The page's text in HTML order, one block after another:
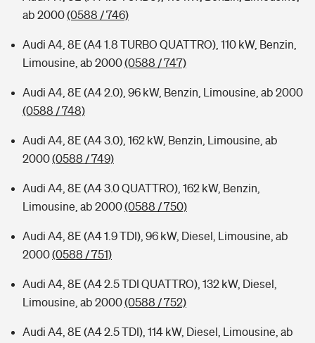
ab 2000(0588 / 746)
Audi A4, 8E (A4 1.8 TURBO QUATTRO), 110 kW, Benzin,
Limousine, ab 2000(0588 / 747)
Audi A4, 8E (A4 2.0), 96 kW, Benzin, Limousine, ab 2000
(0588 / 748)
Audi A4, 8E (A4 3.0), 162 kW, Benzin, Limousine, ab
2000(0588 / 749)
Audi A4, 8E (A4 3.0 QUATTRO), 162 kW, Benzin,
Limousine, ab 2000(0588 / 750)
Audi A4, 8E (A4 1.9 TDI), 96 kW, Diesel, Limousine, ab
2000(0588 / 751)
Audi A4, 8E (A4 2.5 TDI QUATTRO), 132 kW, Diesel,
Limousine, ab 2000(0588 / 752)
Audi A4, 8E (A4 2.5 TDI), 114 kW, Diesel, Limousine, ab